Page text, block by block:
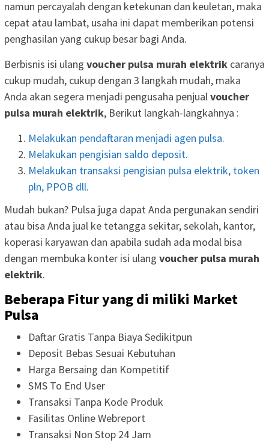
namun percayalah dengan ketekunan dan keuletan, maka
cepat atau lambat, usaha ini dapat memberikan potensi
penghasilan yang cukup besar bagi Anda.
Berbisnis isi ulang voucher pulsa murah elektrik caranya
cukup mudah, cukup dengan 3 langkah mudah, maka
Anda akan segera menjadi pengusaha penjualvoucher
pulsa murah elektrik, Berikut langkah-langkahnya :
Melakukan pendaftaran menjadi agen pulsa.
Melakukan pengisian saldo deposit.
Melakukan transaksi pengisian pulsa elektrik, token
pln, PPOB dll.
Mudah bukan? Pulsa juga dapat Anda pergunakan sendiri
atau bisa Anda jual ke tetangga sekitar, sekolah, kantor,
koperasi karyawan dan apabila sudah ada modal bisa
dengan membuka konter isi ulang voucher pulsa murah
elektrik.
Beberapa Fitur yang di miliki Market
Pulsa
Daftar Gratis Tanpa Biaya Sedikitpun
Deposit Bebas Sesuai Kebutuhan
Harga Bersaing dan Kompetitif
SMS To End User
Transaksi Tanpa Kode Produk
Fasilitas Online Webreport
Transaksi Non Stop 24 Jam